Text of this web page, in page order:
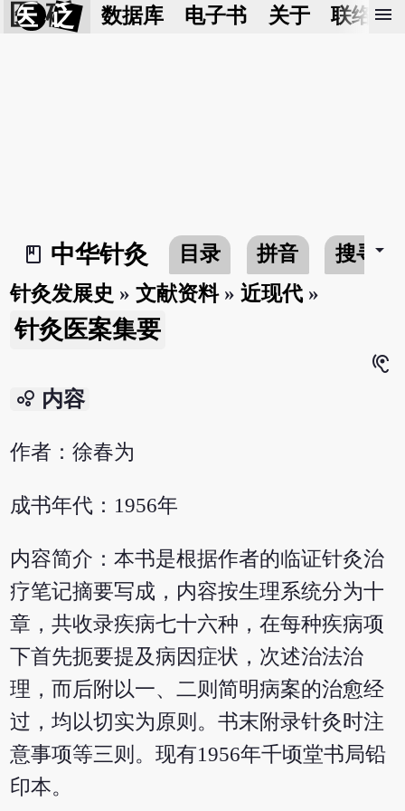
医 砭 数据库 电子书 关于 联络我
menu
book_2
中华针灸 目录 拼音 搜寻arrow_drop_down
针灸发展史 »文献资料»近现代 »
针灸医案集要
hearing
bubble_chart 内容
作者：徐春为
成书年代：1956年
内容简介：本书是根据作者的临证针灸治
疗笔记摘要写成，内容按生理系统分为十
章，共收录疾病七十六种，在每种疾病项
下首先扼要提及病因症状，次述治法治
理，而后附以一、二则简明病案的治愈经
过，均以切实为原则。书末附录针灸时注
意事项等三则。现有1956年千顷堂书局铅
印本。